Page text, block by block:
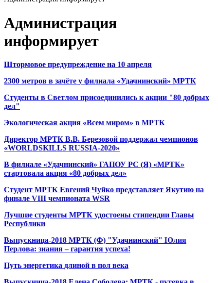
Администрация
информирует
Штормовое предупреждение на 10 апреля
2300 метров в зачёте у филиала «Удачнинский» МРТК
Студенты в Светлом присоединились к акции "80 добрых
дел"
Экологическая акция «Всем миром» в МРТК
Директор МРТК В.В. Березовой поддержал чемпионов
«WORLDSKILLS RUSSIA-2020»
В филиале «Удачнинский» ГАПОУ РС (Я) «МРТК»
стартовала акция «80 добрых дел»
Студент МРТК Евгений Чуйко представляет Якутию на
финале VIII чемпионата WSR
Лучшие студенты МРТК удостоены стипендии Главы
Республики
Выпускница-2018 МРТК (Ф) "Удачнинский" Юлия
Перлова: знания – гарантия успеха!
Путь энергетика длиной в пол века